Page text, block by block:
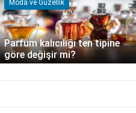
Moda ve Güzellik
Parfüm kalıcılığı ten tipine
göre değişir mi?
›